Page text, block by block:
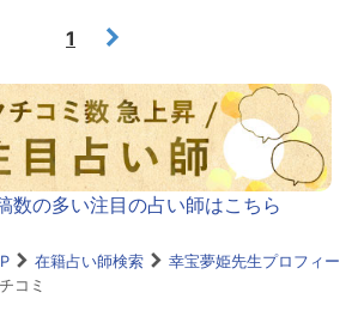
1
数の多い注目の占い師はこちら
在籍占い師検索
幸宝夢姫先生プロフィー
コミ